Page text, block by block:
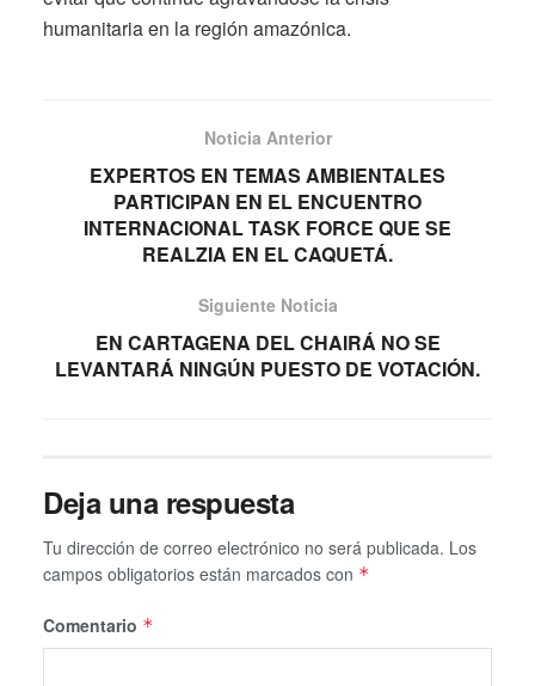
humanitaria en la región amazónica.
Noticia Anterior
EXPERTOS EN TEMAS AMBIENTALES
PARTICIPAN EN EL ENCUENTRO
INTERNACIONAL TASK FORCE QUE SE
REALZIA EN EL CAQUETÁ.
Siguiente Noticia
EN CARTAGENA DEL CHAIRÁ NO SE
LEVANTARÁ NINGÚN PUESTO DE VOTACIÓN.
Deja una respuesta
Tu dirección de correo electrónico no será publicada. Los
campos obligatorios están marcados con *
Comentario *